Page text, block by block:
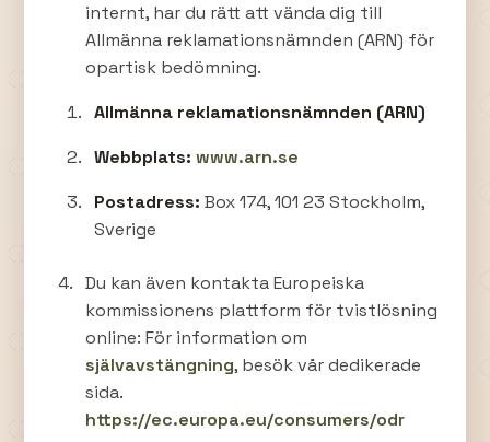
internt, har du rätt att vända dig till
Allmänna reklamationsnämnden (ARN) för
opartisk bedömning.
Allmänna reklamationsnämnden (ARN)
Webbplats: www.arn.se
Postadress: Box 174, 101 23 Stockholm,
Sverige
Du kan även kontakta Europeiska
kommissionens plattform för tvistlösning
online: För information om
självavstängning, besök vår dedikerade
sida.
https://ec.europa.eu/consumers/odr